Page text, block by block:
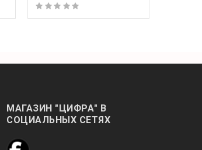
МАГАЗИН "ЦИФРА" В
СОЦИАЛЬНЫХ СЕТЯХ